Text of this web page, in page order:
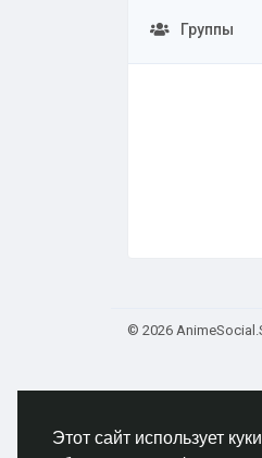
Этот сайт использует
Группы
© 2026